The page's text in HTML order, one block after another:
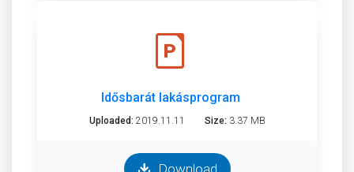
Idősbarát lakásprogram
Uploaded: 2019.11.11 Size: 3.37 MB
Download